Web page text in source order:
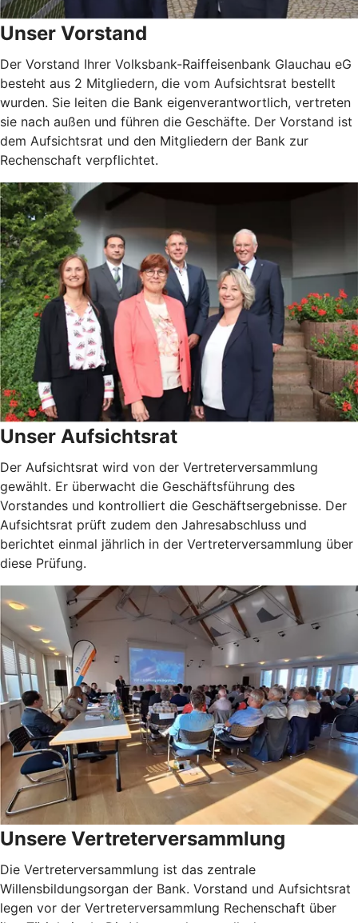
Unser Vorstand
Der Vorstand Ihrer Volksbank-Raiffeisenbank Glauchau eG
besteht aus 2 Mitgliedern, die vom Aufsichtsrat bestellt
wurden. Sie leiten die Bank eigenverantwortlich, vertreten
sie nach außen und führen die Geschäfte. Der Vorstand ist
dem Aufsichtsrat und den Mitgliedern der Bank zur
Rechenschaft verpflichtet.
Unser Aufsichtsrat
Der Aufsichtsrat wird von der Vertreterversammlung
gewählt. Er überwacht die Geschäftsführung des
Vorstandes und kontrolliert die Geschäftsergebnisse. Der
Aufsichtsrat prüft zudem den Jahresabschluss und
berichtet einmal jährlich in der Vertreterversammlung über
diese Prüfung.
Unsere Vertreterversammlung
Die Vertreterversammlung ist das zentrale
Willensbildungsorgan der Bank. Vorstand und Aufsichtsrat
legen vor der Vertreterversammlung Rechenschaft über